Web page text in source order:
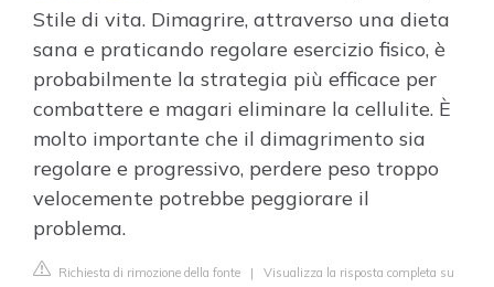
Stile di vita. Dimagrire, attraverso una dieta
sana e praticando regolare esercizio fisico, è
probabilmente la strategia più efficace per
combattere e magari eliminare la cellulite. È
molto importante che il dimagrimento sia
regolare e progressivo, perdere peso troppo
velocemente potrebbe peggiorare il
problema.
Richiesta di rimozione della fonte | Visualizza la risposta completa su